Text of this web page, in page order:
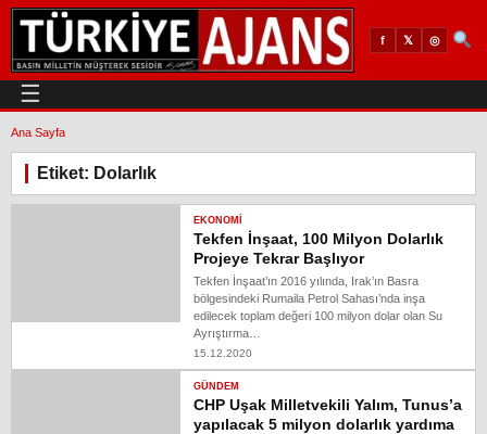
f 𝕏 ◎
☰
Ana Sayfa
Etiket: Dolarlık
EKONOMI
Tekfen İnşaat, 100 Milyon Dolarlık
Projeye Tekrar Başlıyor
Tekfen İnşaat’ın 2016 yılında, Irak’ın Basra
bölgesindeki Rumaila Petrol Sahası’nda inşa
edilecek toplam değeri 100 milyon dolar olan Su
Ayrıştırma…
15.12.2020
GÜNDEM
CHP Uşak Milletvekili Yalım, Tunus’a
yapılacak 5 milyon dolarlık yardıma